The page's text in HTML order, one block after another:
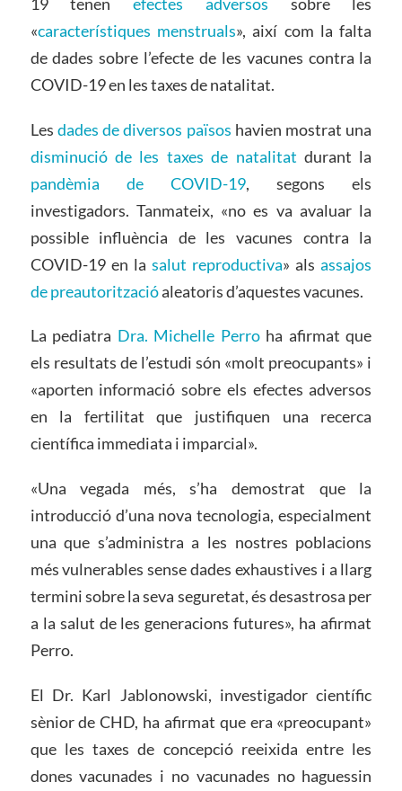
«característiques menstruals», així com la falta
de dades sobre l’efecte de les vacunes contra la
COVID-19 en les taxes de natalitat.
Les dades de diversos països havien mostrat una
disminució de les taxes de natalitat durant la
pandèmia de COVID-19, segons els
investigadors. Tanmateix, «no es va avaluar la
possible influència de les vacunes contra la
COVID-19 en la salut reproductiva» alsassajos
de preautoritzacióaleatoris d’aquestes vacunes.
La pediatra Dra. Michelle Perroha afirmat que
els resultats de l’estudi són «molt preocupants» i
«aporten informació sobre els efectes adversos
en la fertilitat que justifiquen una recerca
científica immediata i imparcial».
«Una vegada més, s’ha demostrat que la
introducció d’una nova tecnologia, especialment
una que s’administra a les nostres poblacions
més vulnerables sense dades exhaustives i a llarg
termini sobre la seva seguretat, és desastrosa per
a la salut de les generacions futures», ha afirmat
Perro.
El Dr. Karl Jablonowski, investigador científic
sènior de CHD, ha afirmat que era «preocupant»
que les taxes de concepció reeixida entre les
dones vacunades i no vacunades no haguessin